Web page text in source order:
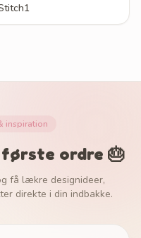
inspiration
første ordre 🎂
få lækre designideer,
direkte i din indbakke.